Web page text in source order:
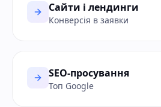
Сайти і лендинги
Конверсія в заявки
SEO-просування
Топ Google